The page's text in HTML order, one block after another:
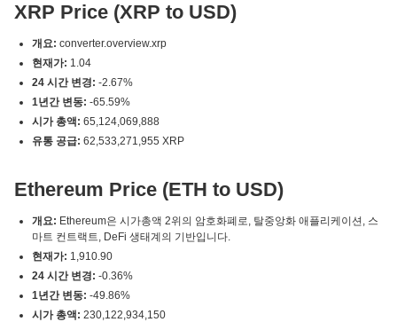
XRP Price (XRP to USD)
개요: converter.overview.xrp
현재가: 1.04
24 시간 변경: -2.67%
1년간 변동: -65.59%
시가 총액: 65,124,069,888
유통 공급: 62,533,271,955 XRP
Ethereum Price (ETH to USD)
개요: Ethereum은 시가총액 2위의 암호화폐로, 탈중앙화 애플리케이션, 스
마트 컨트랙트, DeFi 생태계의 기반입니다.
현재가: 1,910.90
24 시간 변경: -0.36%
1년간 변동: -49.86%
시가 총액: 230,122,934,150